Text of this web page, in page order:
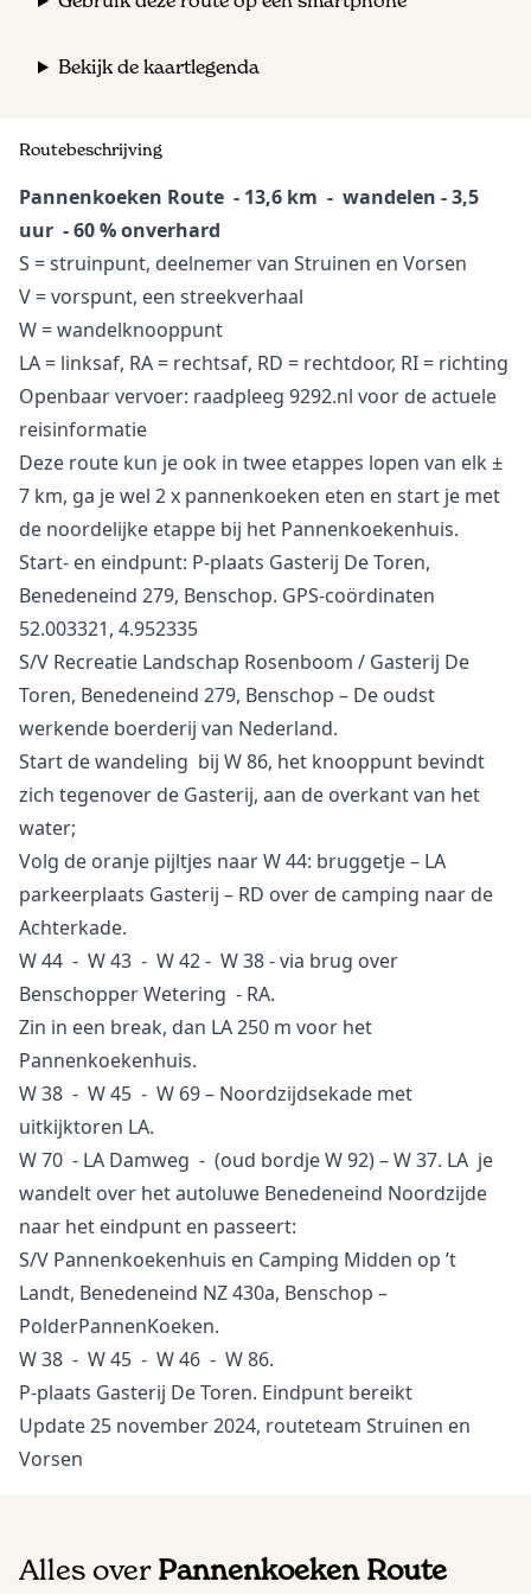
Bekijk de kaartlegenda
Routebeschrijving
Pannenkoeken Route - 13,6 km - wandelen - 3,5
uur - 60 % onverhard
S = struinpunt, deelnemer van Struinen en Vorsen
V = vorspunt, een streekverhaal
W = wandelknooppunt
LA = linksaf, RA = rechtsaf, RD = rechtdoor, RI = richting
Openbaar vervoer: raadpleeg 9292.nl voor de actuele
reisinformatie
Deze route kun je ook in twee etappes lopen van elk ±
7 km, ga je wel 2 x pannenkoeken eten en start je met
de noordelijke etappe bij het Pannenkoekenhuis.
Start- en eindpunt: P-plaats Gasterij De Toren,
Benedeneind 279, Benschop. GPS-coördinaten
52.003321, 4.952335
S/V Recreatie Landschap Rosenboom / Gasterij De
Toren, Benedeneind 279, Benschop – De oudst
werkende boerderij van Nederland.
Start de wandeling bij W 86, het knooppunt bevindt
zich tegenover de Gasterij, aan de overkant van het
water;
Volg de oranje pijltjes naar W 44: bruggetje – LA
parkeerplaats Gasterij – RD over de camping naar de
Achterkade.
W 44 - W 43 - W 42 - W 38 - via brug over
Benschopper Wetering - RA.
Zin in een break, dan LA 250 m voor het
Pannenkoekenhuis.
W 38 - W 45 - W 69 – Noordzijdsekade met
uitkijktoren LA.
W 70 - LA Damweg - (oud bordje W 92) – W 37. LA je
wandelt over het autoluwe Benedeneind Noordzijde
naar het eindpunt en passeert:
S/V Pannenkoekenhuis en Camping Midden op ’t
Landt, Benedeneind NZ 430a, Benschop –
PolderPannenKoeken.
W 38 - W 45 - W 46 - W 86.
P-plaats Gasterij De Toren. Eindpunt bereikt
Update 25 november 2024, routeteam Struinen en
Vorsen
Alles over Pannenkoeken Route